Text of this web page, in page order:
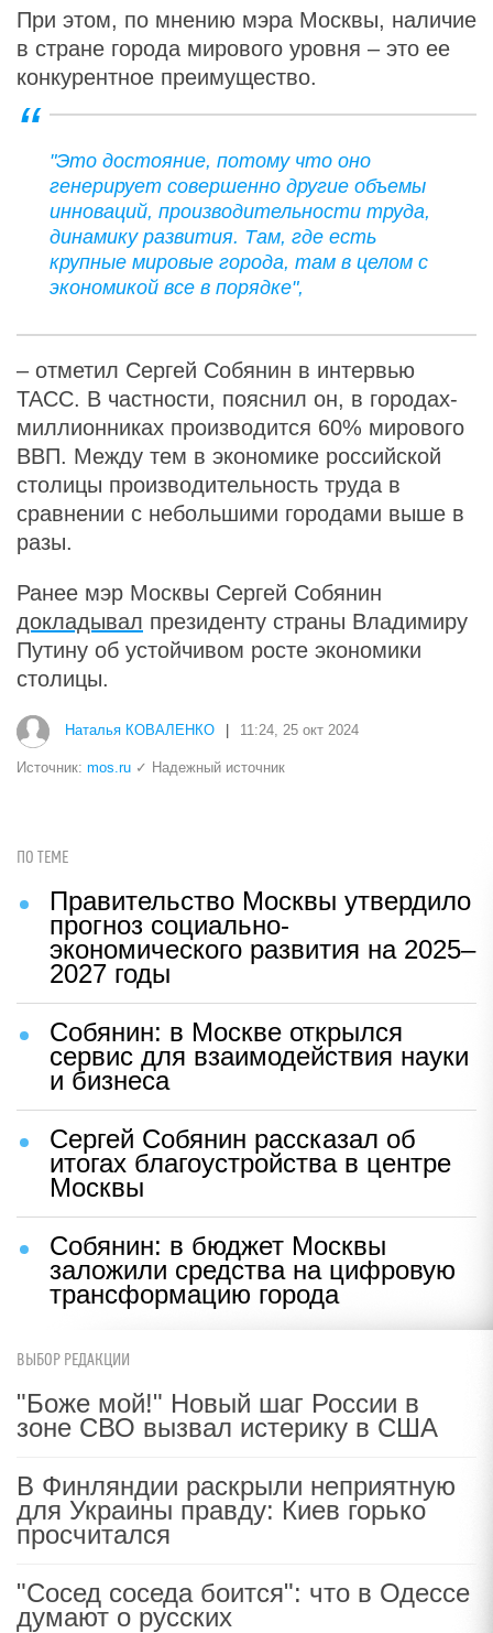
При этом, по мнению мэра Москвы, наличие
в стране города мирового уровня – это ее
конкурентное преимущество.
"Это достояние, потому что оно
генерирует совершенно другие объемы
инноваций, производительности труда,
динамику развития. Там, где есть
крупные мировые города, там в целом с
экономикой все в порядке",
– отметил Сергей Собянин в интервью
ТАСС. В частности, пояснил он, в городах-
миллионниках производится 60% мирового
ВВП. Между тем в экономике российской
столицы производительность труда в
сравнении с небольшими городами выше в
разы.
Ранее мэр Москвы Сергей Собянин
докладывал президенту страны Владимиру
Путину об устойчивом росте экономики
столицы.
Наталья КОВАЛЕНКО 11:24, 25 окт 2024
Источник: mos.ru ✓ Надежный источник
ПО ТЕМЕ
Правительство Москвы утвердило
прогноз социально-
экономического развития на 2025–
2027 годы
Собянин: в Москве открылся
сервис для взаимодействия науки
и бизнеса
Сергей Собянин рассказал об
итогах благоустройства в центре
Москвы
Собянин: в бюджет Москвы
заложили средства на цифровую
трансформацию города
ВЫБОР РЕДАКЦИИ
"Боже мой!" Новый шаг России в
зоне СВО вызвал истерику в США
В Финляндии раскрыли неприятную
для Украины правду: Киев горько
просчитался
"Сосед соседа боится": что в Одессе
думают о русских